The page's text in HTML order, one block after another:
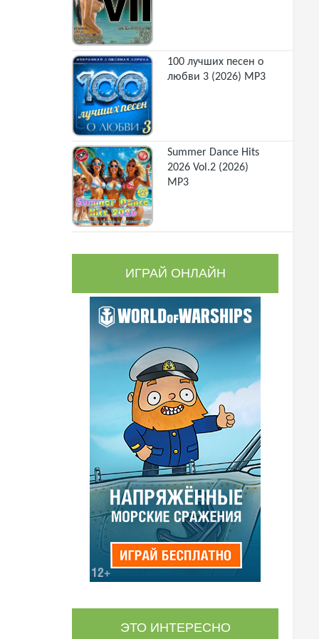
100 лучших песен о
любви 3 (2026) MP3
Summer Dance Hits
2026 Vol.2 (2026)
MP3
ИГРАЙ ОНЛАЙН
ЭТО ИНТЕРЕСНО